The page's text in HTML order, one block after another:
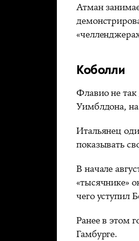
Атман
Коболли
Флавио не
Уимблдона,
Итальянец
показывать
В начале
«тысячнике»
чего уступил
Ранее в этом
Гамбурге.